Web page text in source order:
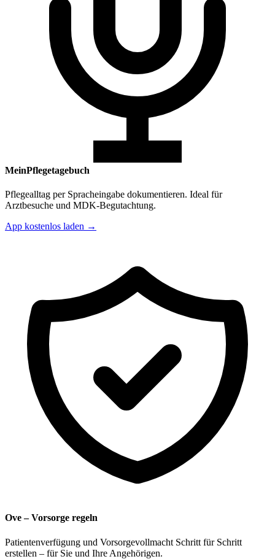
MeinPflegetagebuch
Pflegealltag per Spracheingabe dokumentieren. Ideal für
Arztbesuche und MDK-Begutachtung.
App kostenlos laden →
Ove – Vorsorge regeln
Patientenverfügung und Vorsorgevollmacht Schritt für Schritt
erstellen – für Sie und Ihre Angehörigen.